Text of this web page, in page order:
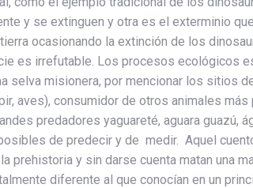
y se extinguen y otra es el exterminio
ocasionando la extinción de los
es irrefutable. Los procesos ecológicos
selva misionera, por mencionar los sitios
aves), consumidor de otros animales
predadores yaguareté, aguara guazú,
de predecir y de medir. Aquel
prehistoria y sin darse cuenta matan una
diferente al que conocían en un